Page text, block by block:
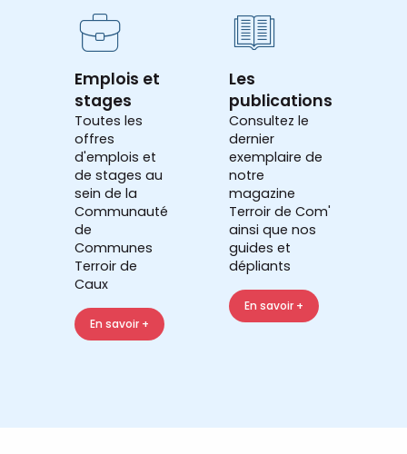
Emplois et
stages
Toutes les
offres
d'emplois et
de stages au
sein de la
Communauté
de
Communes
Terroir de
Caux
En savoir +
Les
publications
Consultez le
dernier
exemplaire de
notre
magazine
Terroir de Com'
ainsi que nos
guides et
dépliants
En savoir +